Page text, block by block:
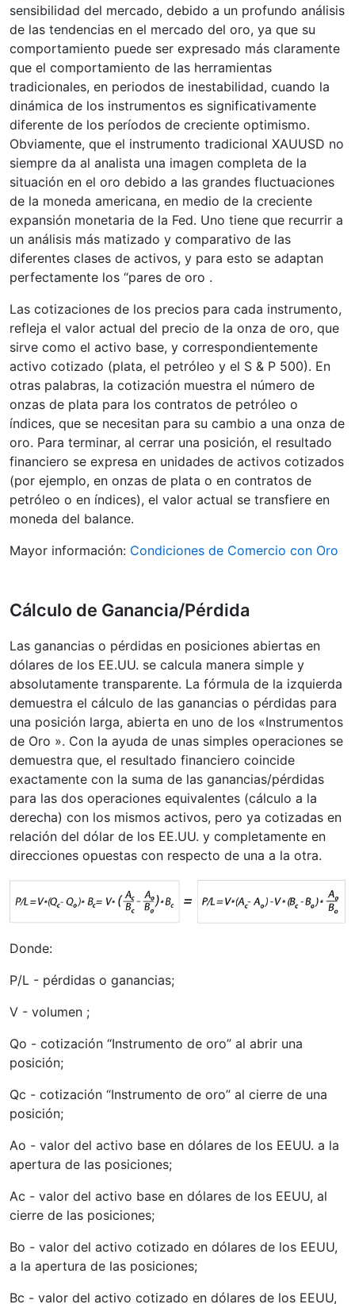
sensibilidad del mercado, debido a un profundo análisis
de las tendencias en el mercado del oro, ya que su
comportamiento puede ser expresado más claramente
que el comportamiento de las herramientas
tradicionales, en periodos de inestabilidad, cuando la
dinámica de los instrumentos es significativamente
diferente de los períodos de creciente optimismo.
Obviamente, que el instrumento tradicional XAUUSD no
siempre da al analista una imagen completa de la
situación en el oro debido a las grandes fluctuaciones
de la moneda americana, en medio de la creciente
expansión monetaria de la Fed. Uno tiene que recurrir a
un análisis más matizado y comparativo de las
diferentes clases de activos, y para esto se adaptan
perfectamente los “pares de oro .
Las cotizaciones de los precios para cada instrumento,
refleja el valor actual del precio de la onza de oro, que
sirve como el activo base, y correspondientemente
activo cotizado (plata, el petróleo y el S & P 500). En
otras palabras, la cotización muestra el número de
onzas de plata para los contratos de petróleo o
índices, que se necesitan para su cambio a una onza de
oro. Para terminar, al cerrar una posición, el resultado
financiero se expresa en unidades de activos cotizados
(por ejemplo, en onzas de plata o en contratos de
petróleo o en índices), el valor actual se transfiere en
moneda del balance.
Mayor información: Condiciones de Comercio con Oro
Cálculo de Ganancia/Pérdida
Las ganancias o pérdidas en posiciones abiertas en
dólares de los EE.UU. se calcula manera simple y
absolutamente transparente. La fórmula de la izquierda
demuestra el cálculo de las ganancias o pérdidas para
una posición larga, abierta en uno de los «Instrumentos
de Oro ». Con la ayuda de unas simples operaciones se
demuestra que, el resultado financiero coincide
exactamente con la suma de las ganancias/pérdidas
para las dos operaciones equivalentes (cálculo a la
derecha) con los mismos activos, pero ya cotizadas en
relación del dólar de los EE.UU. y completamente en
direcciones opuestas con respecto de una a la otra.
Donde:
P/L - pérdidas o ganancias;
V - volumen ;
Qo - cotización “Instrumento de oro” al abrir una
posición;
Qc - cotización “Instrumento de oro” al cierre de una
posición;
Ao - valor del activo base en dólares de los EEUU. a la
apertura de las posiciones;
Ac - valor del activo base en dólares de los EEUU, al
cierre de las posiciones;
Bo - valor del activo cotizado en dólares de los EEUU,
a la apertura de las posiciones;
Bc - valor del activo cotizado en dólares de los EEUU,